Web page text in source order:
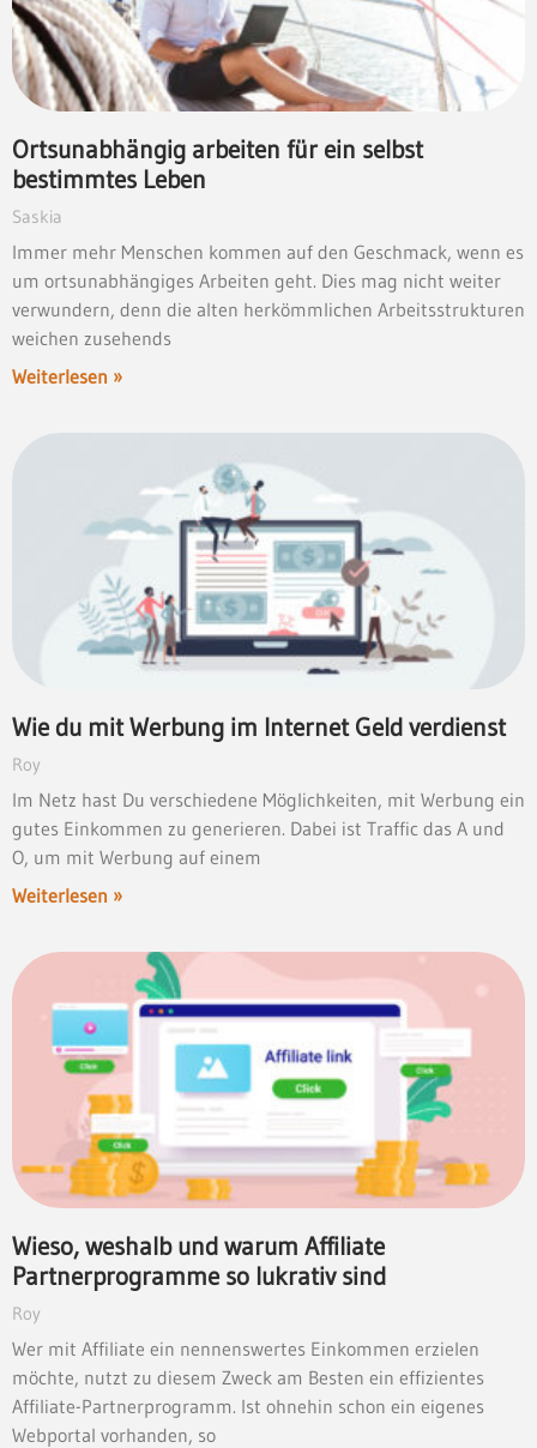
Ortsunabhängig arbeiten für ein selbst
bestimmtes Leben
Saskia
Immer mehr Menschen kommen auf den Geschmack, wenn es
um ortsunabhängiges Arbeiten geht. Dies mag nicht weiter
verwundern, denn die alten herkömmlichen Arbeitsstrukturen
weichen zusehends
Weiterlesen »
Wie du mit Werbung im Internet Geld verdienst
Roy
Im Netz hast Du verschiedene Möglichkeiten, mit Werbung ein
gutes Einkommen zu generieren. Dabei ist Traffic das A und
O, um mit Werbung auf einem
Weiterlesen »
Wieso, weshalb und warum Affiliate
Partnerprogramme so lukrativ sind
Roy
Wer mit Affiliate ein nennenswertes Einkommen erzielen
möchte, nutzt zu diesem Zweck am Besten ein effizientes
Affiliate-Partnerprogramm. Ist ohnehin schon ein eigenes
Webportal vorhanden, so